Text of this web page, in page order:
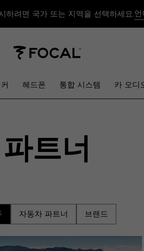
하려면 국가 또는 지역을 선택하세요. 언
헤드폰 통합 시스템 카 오디
파트너
자동차 파트너 브랜드